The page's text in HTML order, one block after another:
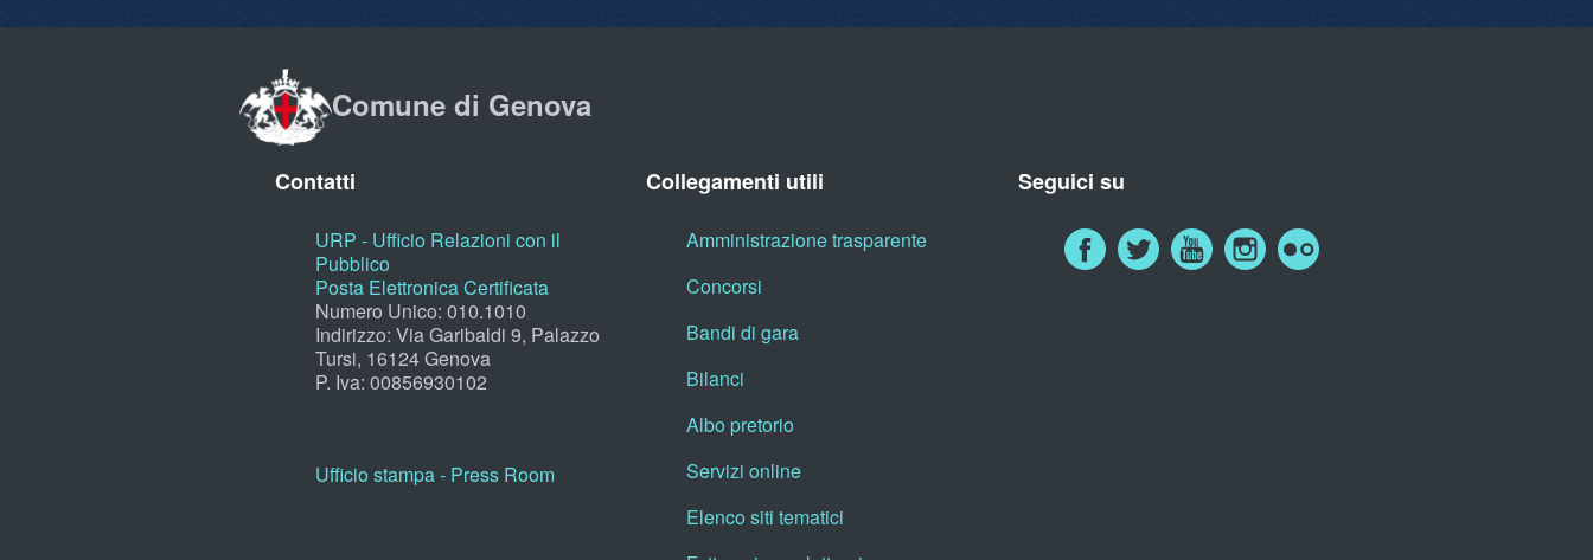
Comune di Genova
Contatti
URP - Ufficio Relazioni con il
Pubblico
Posta Elettronica Certificata
Numero Unico: 010.1010
Indirizzo: Via Garibaldi 9, Palazzo
Tursi, 16124 Genova
P. Iva: 00856930102
Ufficio stampa - Press Room
Collegamenti utili
Amministrazione trasparente
Concorsi
Bandi di gara
Bilanci
Albo pretorio
Servizi online
Elenco siti tematici
Seguici su